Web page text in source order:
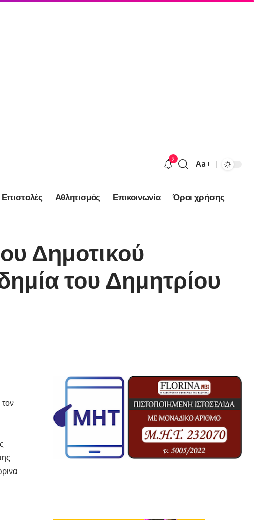
9
Font
Aa
Επιστολές Αθλητισμός Επικοινωνία Όροι χρήσης
Δημοτικού
του Δημητρίου